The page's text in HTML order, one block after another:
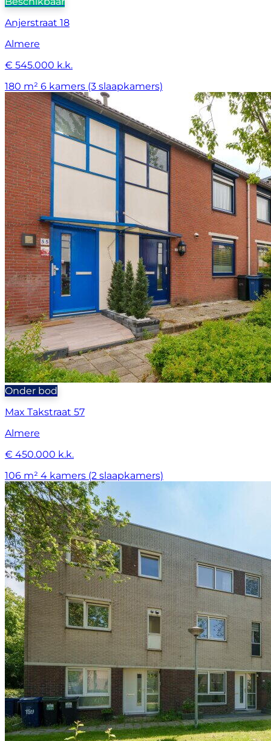
Anjerstraat 18
Almere
€ 545.000 k.k.
180 m² 6 kamers (3 slaapkamers)
Onder bod
Max Takstraat 57
Almere
€ 450.000 k.k.
106 m² 4 kamers (2 slaapkamers)